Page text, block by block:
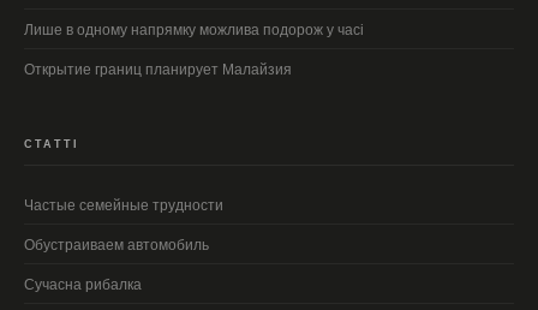
Лише в одному напрямку можлива подорож у часі
Открытие границ планирует Малайзия
СТАТТІ
Частые семейные трудности
Обустраиваем автомобиль
Сучасна рибалка